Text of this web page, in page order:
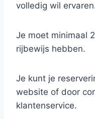
volledig wil
Je moet minimaal
rijbewijs hebben.
Je kunt je
website of door
klantenservice.